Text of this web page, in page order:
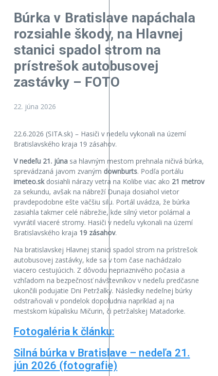
Búrka v Bratislave napáchala
rozsiahle škody, na Hlavnej
stanici spadol strom na
prístrešok autobusovej
zastávky – FOTO
22. júna 2026
22.6.2026 (SITA.sk) – Hasiči v nedeľu vykonali na území
Bratislavského kraja 19 zásahov.
V nedeľu 21. júna sa hlavným mestom prehnala ničivá búrka,
sprevádzaná javom zvaným downburts. Podľa portálu
imeteo.sk dosiahli nárazy vetra na Kolibe viac ako 21 metrov
za sekundu, avšak na nábreží Dunaja dosiahol vietor
pravdepodobne ešte väčšiu silu. Portál uvádza, že búrka
zasiahla takmer celé nábrežie, kde silný vietor polámal a
vyvrátil viaceré stromy. Hasiči v nedeľu vykonali na území
Bratislavského kraja 19 zásahov.
Na bratislavskej Hlavnej stanici spadol strom na prístrešok
autobusovej zastávky, kde sa v tom čase nachádzalo
viacero cestujúcich. Z dôvodu nepriaznivého počasia a
vzhľadom na bezpečnosť návštevníkov v nedeľu predčasne
ukončili podujatie Dni Petržalky. Následky nedeľnej búrky
odstraňovali v pondelok dopoludnia napríklad aj na
mestskom kúpalisku Mičurin, či petržalskej Matadorke.
Fotogaléria k článku:
Silná búrka v Bratislave – nedeľa 21.
jún 2026 (fotografie)